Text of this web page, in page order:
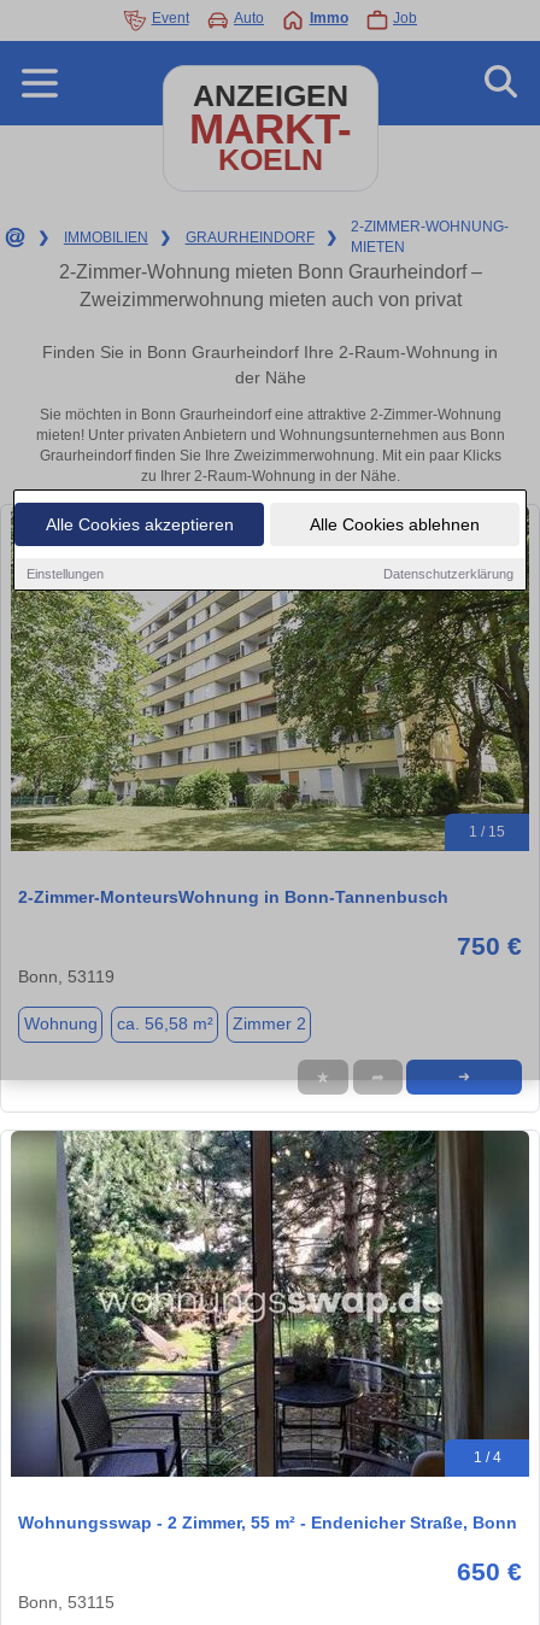
Alle Cookies akzeptieren Alle Cookies ablehnen
Einstellungen Datenschutzerklärung
Event Auto Immo Job
ANZEIGEN
MARKT-
KOELN
❯ IMMOBILIEN ❯ GRAURHEINDORF ❯
2-ZIMMER-WOHNUNG-
MIETEN
2-Zimmer-Wohnung mieten Bonn Graurheindorf –
Zweizimmerwohnung mieten auch von privat
Finden Sie in Bonn Graurheindorf Ihre 2-Raum-Wohnung in
der Nähe
Sie möchten in Bonn Graurheindorf eine attraktive 2-Zimmer-Wohnung
mieten! Unter privaten Anbietern und Wohnungsunternehmen aus Bonn
Graurheindorf finden Sie Ihre Zweizimmerwohnung. Mit ein paar Klicks
zu Ihrer 2-Raum-Wohnung in der Nähe.
1 / 15
2-Zimmer-MonteursWohnung in Bonn-Tannenbusch
750 €
Bonn, 53119
Wohnung ca. 56,58 m² Zimmer 2
★ ➦ ➜
1 / 4
Wohnungsswap - 2 Zimmer, 55 m² - Endenicher Straße, Bonn
650 €
Bonn, 53115